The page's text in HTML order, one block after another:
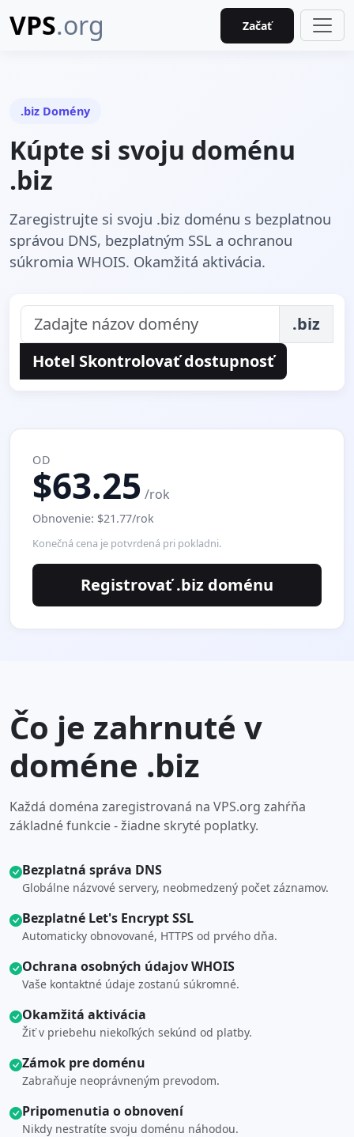
VPS.org Začať
.biz Domény
Kúpte si svoju doménu
.biz
Zaregistrujte si svoju .biz doménu s bezplatnou
správou DNS, bezplatným SSL a ochranou
súkromia WHOIS. Okamžitá aktivácia.
.biz
Hotel Skontrolovať dostupnosť
OD
$63.25 /rok
Obnovenie: $21.77/rok
Konečná cena je potvrdená pri pokladni.
Registrovať .biz doménu
Čo je zahrnuté v
doméne .biz
Každá doména zaregistrovaná na VPS.org zahŕňa
základné funkcie - žiadne skryté poplatky.
Bezplatná správa DNS
Globálne názvové servery, neobmedzený počet záznamov.
Bezplatné Let's Encrypt SSL
Automaticky obnovované, HTTPS od prvého dňa.
Ochrana osobných údajov WHOIS
Vaše kontaktné údaje zostanú súkromné.
Okamžitá aktivácia
Žiť v priebehu niekoľkých sekúnd od platby.
Zámok pre doménu
Zabraňuje neoprávneným prevodom.
Pripomenutia o obnovení
Nikdy nestratíte svoju doménu náhodou.